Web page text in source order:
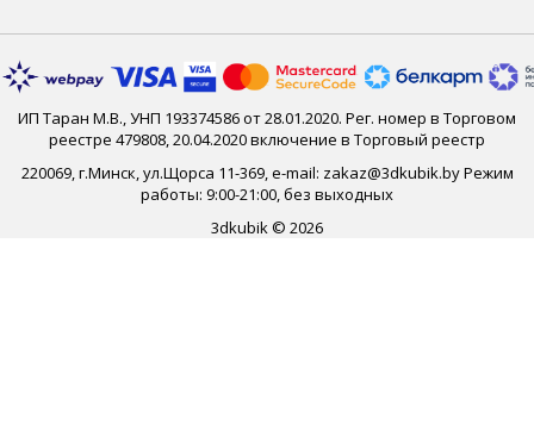
ИП Таран М.В., УНП 193374586 от 28.01.2020. Рег. номер в Торговом
реестре 479808, 20.04.2020 включение в Торговый реестр
220069, г.Минск, ул.Щорса 11-369, e-mail: zakaz@3dkubik.by Режим
работы: 9:00-21:00, без выходных
3dkubik © 2026